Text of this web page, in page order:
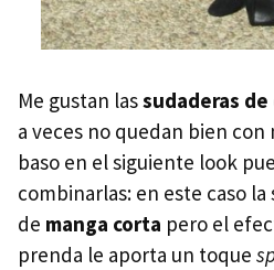
Me gustan lassudaderas
a veces no quedan bien
baso en el siguiente look
combinarlas: en este caso
de manga corta pero el
prenda le aporta un toque